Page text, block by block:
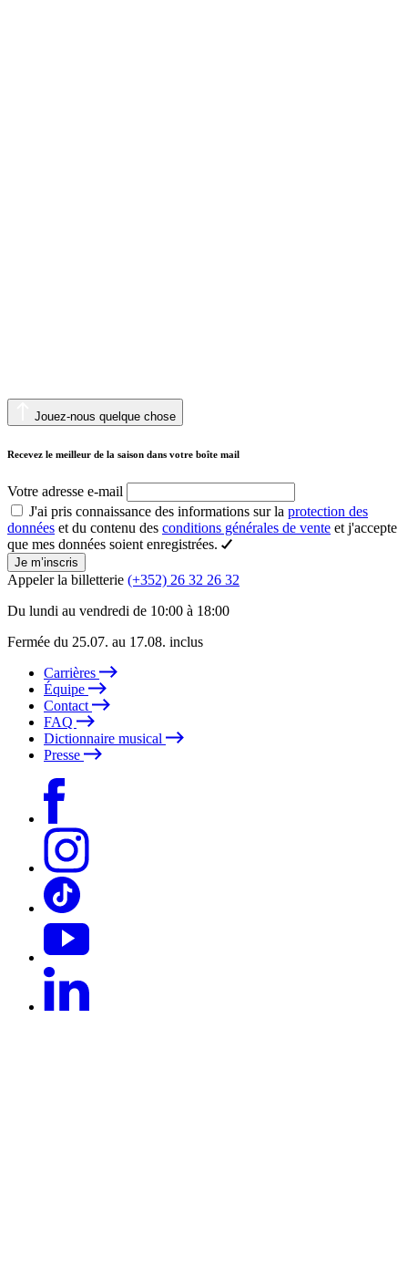
Jouez-nous quelque chose
Recevez le meilleur de la saison dans votre boîte mail
Votre adresse e-mail
J'ai pris connaissance des informations sur la protection des
données et du contenu des conditions générales de vente et j'accepte
que mes données soient enregistrées.
Je m’inscris
Appeler la billetterie (+352) 26 32 26 32
Du lundi au vendredi de 10:00 à 18:00
Fermée du 25.07. au 17.08. inclus
Carrières
Équipe
Contact
FAQ
Dictionnaire musical
Presse